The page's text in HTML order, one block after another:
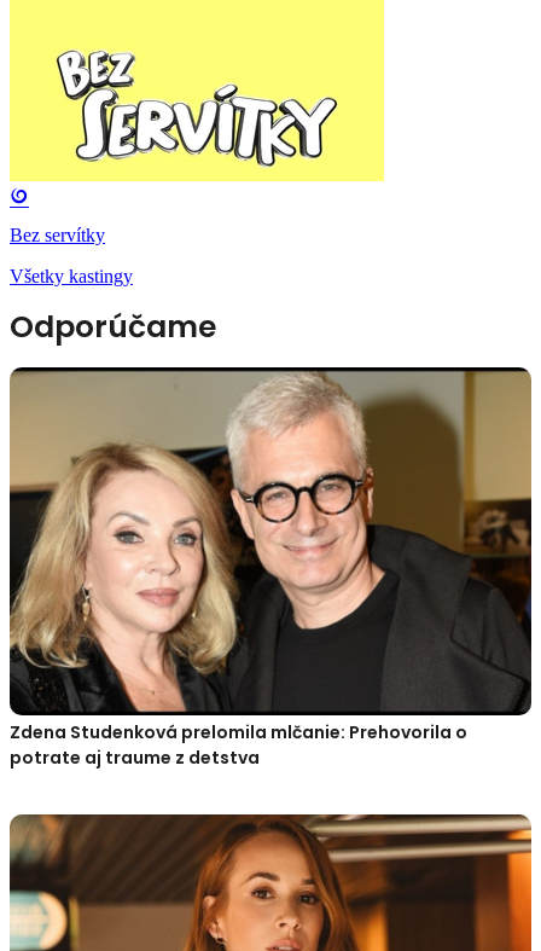
Bez servítky
Všetky kastingy
Odporúčame
Zdena Studenková prelomila mlčanie: Prehovorila o
potrate aj traume z detstva